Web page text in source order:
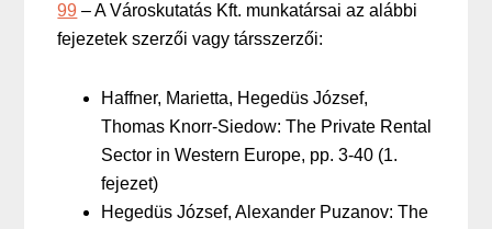
99 – A Városkutatás Kft. munkatársai az alábbi
fejezetek szerzői vagy társszerzői:
Haffner, Marietta, Hegedüs József,
Thomas Knorr-Siedow: The Private Rental
Sector in Western Europe, pp. 3-40 (1.
fejezet)
Hegedüs József, Alexander Puzanov: The